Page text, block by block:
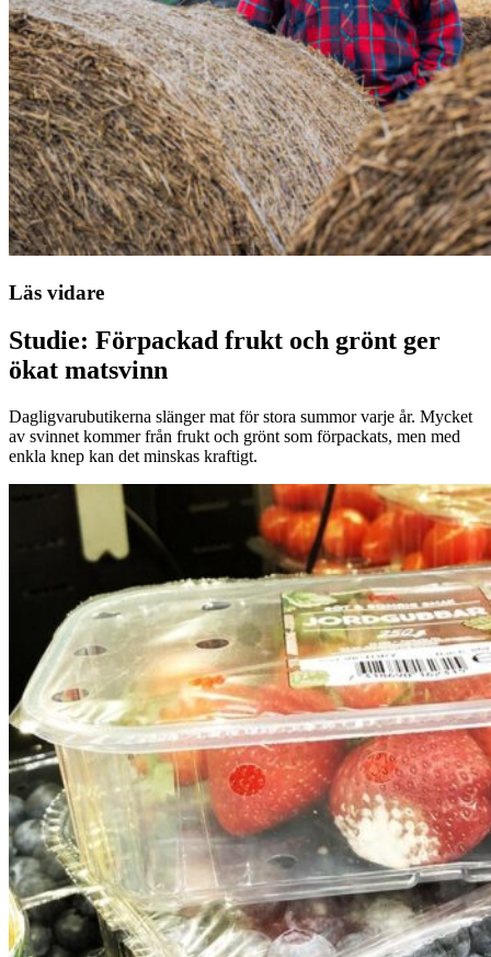
Läs vidare
Studie: Förpackad frukt och grönt ger
ökat matsvinn
Dagligvarubutikerna slänger mat för stora summor varje år. Mycket
av svinnet kommer från frukt och grönt som förpackats, men med
enkla knep kan det minskas kraftigt.